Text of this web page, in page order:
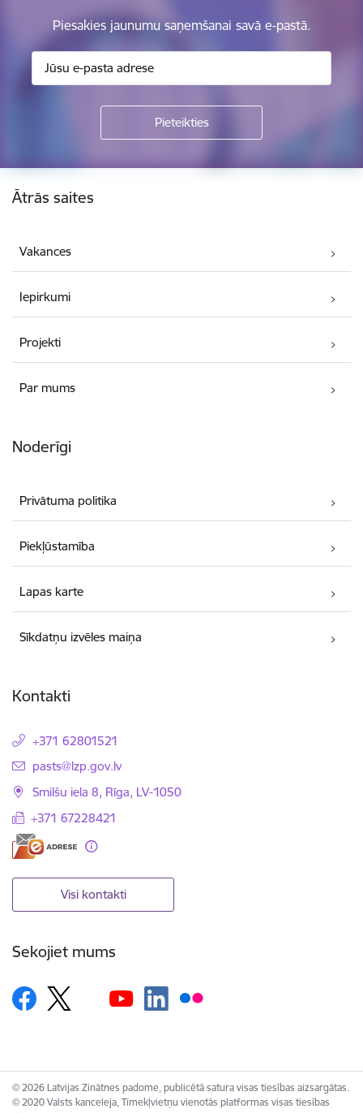
Piesakies jaunumu saņemšanai savā e-pastā.
Kājene
Ātrās saites
Vakances
Iepirkumi
Projekti
Par mums
Noderīgi
Privātuma politika
Piekļūstamība
Lapas karte
Sīkdatņu izvēles maiņa
Kontakti
+371 62801521
E-pasts:
pasts@lzp.gov.lv
Smilšu iela 8, Rīga, LV-1050
+371 67228421
Visi kontakti
Sekojiet mums
© 2026 Latvijas Zinātnes padome, publicētā satura visas tiesības aizsargātas.
© 2020 Valsts kanceleja, Tīmekļvietņu vienotās platformas visas tiesības